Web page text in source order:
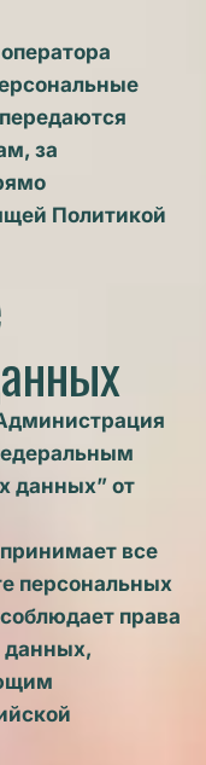
за
Политикой
данных” от
все
персональных
права
данных,